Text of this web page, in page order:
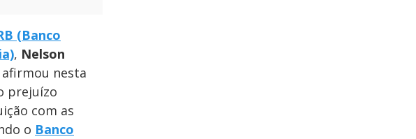
(Banco
, Nelson
afirmou nesta
prejuízo
com as
o Banco